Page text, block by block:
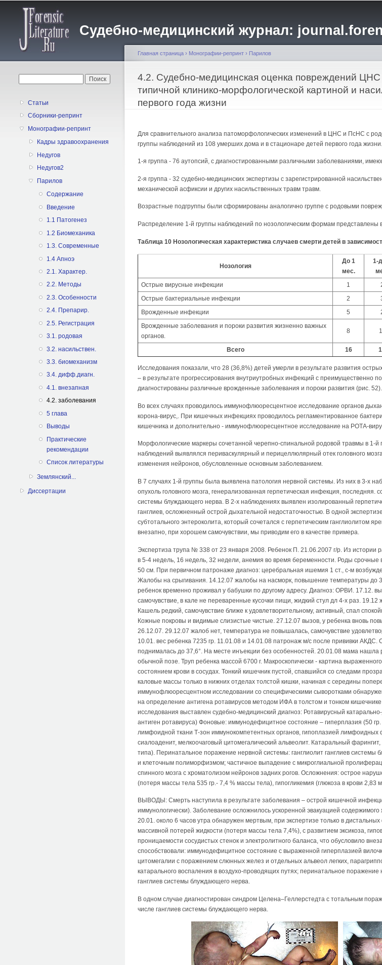
содержанию
Судебно-медицинский журнал:
Статьи
Сборники-репринт
Монографии-репринт
Кадры здравоохранения
Недугов
Недугов2
Парилов
Содержание
Введение
1.1 Патогенез
1.2 Биомеханика
1.3. Современные
1.4 Апноэ
2.1. Характер.
2.2. Методы
2.3. Особенности
2.4. Препарир.
2.5. Регистрация
3.1. родовая
3.2. насильствен.
3.3. биомеханизм
3.4. дифф.диагн.
4.1. внезапная
4.2. заболевания
5 глава
Выводы
Практические
рекомендации
Список литературы
Землянский...
Диссертации
Вы здесь
Главная страница › Монографии-репринт › Парилов
4.2. Судебно-медицинская оценка повреждений
типичной клинико-морфологической картиной и
первого года жизни
Для сравнительного анализа патоморфологических изменений в ЦНС и ПсНС с
группы наблюдений из 108 умерших дома и в стационаре детей первого года жизни.
1-я группа - 76 аутопсий, с диагностированными различными заболеваниями,
2-я группа - 32 судебно-медицинских экспертизы с зарегистрированной
механической асфиксии и других насильственных травм травм.
Возрастные подгруппы были сформированы аналогично группе с родовыми
Распределение 1-й группы наблюдений по нозологическим формам представлены
Таблица 10 Нозологическая характеристика случаев смерти детей в
Нозология
До 1
мес.
1-
Острые вирусные инфекции 1
Острые бактериальные инфекции
2
Врожденные инфекции
5
Врожденные заболевания и пороки развития жизненно важных
органов.
8
Всего 16
Исследования показали, что 28 (36,8%) детей умерли в результате развития
– в результате прогрессирования внутриутробных инфекций с преимущественно
диагностированы различные врожденные заболевания и пороки развития (рис. 52).
Во всех случаях проводилось иммунофлюоресцентное исследование органов
корона-вирус,. При кишечных инфекциях проводилось регламентированное
кишечника и дополнительно - иммунофлюоресцентное исследование на РОТА-
Морфологические маркеры сочетанной черепно-спинальной родовой травмы в 1-
наблюдений выявлялся периваскулярный и перицеллюлярный отек головного
изменения нейронов, обусловленные основным заболеванием.
В 7 случаях 1-й группы была выявлена патология нервной системы. Из них в 3-х
опухоль головного мозга, генерализованная герпетическая инфекция,
системы блуждающего нерва. В 2-х наблюдениях выявлен изолированный
ганглиев, осложненный острой дыхательной недостаточностью. В одной
субтотального энтероколита, который сочетался с герпетическим ганглиолитом
внезапно, при хорошем самочувствии, мы приводим его в качестве примера.
Экспертиза трупа № 338 от 23 января 2008. Ребенок П. 21.06.2007 г/р. Из истории
в 5-4 недель, 16 недель, 32 недели, анемия во время беременности. Роды
50 см. При первичном патронаже диагноз: церебральная ишемия 1 ст., с-м
Жалобы на срыгивания. 14.12.07 жалобы на насморк, повышение температуры до
ребенок временно проживал у бабушки по другому адресу. Диагноз: ОРВИ. 17.12.
самочувствие, в кале не переваренные кусочки пищи, жидкий стул дл 4-х раз.
Кашель редкий, самочувствие ближе к удовлетворительному, активный, спал
Кожные покровы и видимые слизистые чистые. 27.12.07 вызов, у ребенка вновь
26.12.07. 29.12.07 жалоб нет, температура не повышалась, самочувствие
10.01. вес ребенка 7235 гр. 11.01.08 и 14.01.08 патронаж м/с после прививки
поднималась до 37,6°. На месте инъекции без особенностей. 20.01.08 мама нашла
обычной позе. Труп ребенка массой 6700 г. Макроскопически - картина
состоянием крови в сосудах. Тонкий кишечник пустой, спавшийся со следами
каловые массы только в нижних отделах толстой кишки, начиная с середины
иммунофлюоресцентном исследовании со специфическими сыворотками
на определение антигена ротавирусов методом ИФА в толстом и тонком
исследования выставлен судебно-медицинский диагноз: Ротавирусный
антиген ротавируса) Фоновые: иммунодефицитное состояние – гиперплазия (50
лимфоидной ткани Т-зон иммунокомпетентных органов, гипоплазией лимфоидных
сиалоаденит, мелкоочаговый цитомегалический альвеолит. Катаральный
типа). Перинатальное поражение нервной системы: ганглиолит ганглиев системы
и клеточным полиморфизмом; частичное выпадение с микроглиальной
спинного мозга с хроматолизом нейронов задних рогов. Осложнения: острое
(потеря массы тела 535 гр.- 7,4 % массы тела), гипогликемия (глюкоза в крови 2,83
ВЫВОДЫ: Смерть наступила в результате заболевания – острой кишечной
иммунологически). Заболевание осложнилось ускоренной эвакуацией
20.01. около 6 часов утра обнаружен мертвым, при экспертизе только в
массивной потерей жидкости (потеря массы тела 7,4%), с развитием эксикоза,
проницаемости сосудистых стенок и электролитного баланса, что обусловило
способствовали: иммунодефицитное состояние с выраженной гиперплазией
цитомегалии с поражением слюнных желез и отдельных альвеол легких,
катарального воспаления в воздухо-проводящих путях; перинатальное
ганглиев системы блуждающего нерва.
В одном случае диагностирован синдром Целена–Геллерстедта с тотальным
числе ганглиев системы блуждающего нерва.